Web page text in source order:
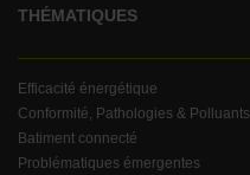
THÉMATIQUES
Efficacité énergétique
Conformité, Pathologies & Polluants
Batiment connecté
Problématiques émergentes